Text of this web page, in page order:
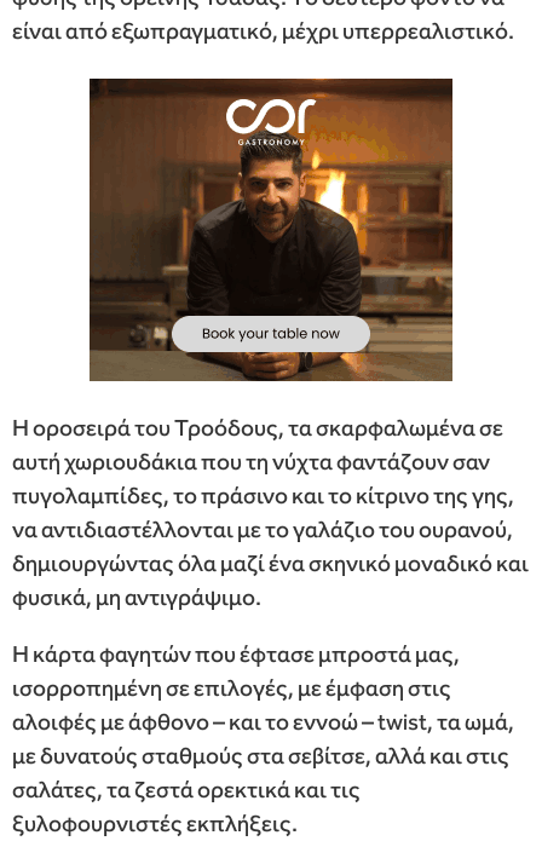
είναι από εξωπραγματικό, μέχρι υπερρεαλιστικό.
Η οροσειρά του Τροόδους, τα σκαρφαλωμένα σε
αυτή χωριουδάκια που τη νύχτα φαντάζουν σαν
πυγολαμπίδες, το πράσινο και το κίτρινο της γης,
να αντιδιαστέλλονται με το γαλάζιο του ουρανού,
δημιουργώντας όλα μαζί ένα σκηνικό μοναδικό και
φυσικά, μη αντιγράψιμο.
Η κάρτα φαγητών που έφτασε μπροστά μας,
ισορροπημένη σε επιλογές, με έμφαση στις
αλοιφές με άφθονο – και το εννοώ – twist, τα ωμά,
με δυνατούς σταθμούς στα σεβίτσε, αλλά και στις
σαλάτες, τα ζεστά ορεκτικά και τις
ξυλοφουρνιστές εκπλήξεις.